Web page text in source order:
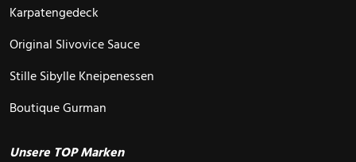
Karpatengedeck
Original Slivovice Sauce
Stille Sibylle Kneipenessen
Boutique Gurman
Unsere TOP Marken